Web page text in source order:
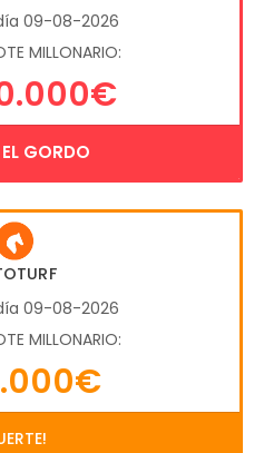
09-08-2026
MILLONARIO:
GORDO
09-08-2026
MILLONARIO: